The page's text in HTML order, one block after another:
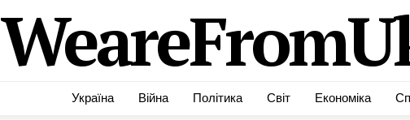
Україна Війна Політика Світ Економіка